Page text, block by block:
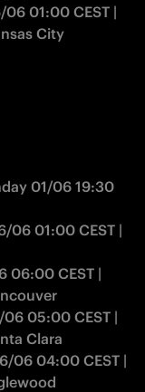
01:00 CEST |
City
01/06 19:30
06 01:00 CEST |
06:00 CEST |
05:00 CEST |
Clara
06 04:00 CEST |